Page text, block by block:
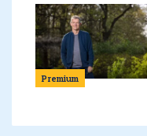
Premium